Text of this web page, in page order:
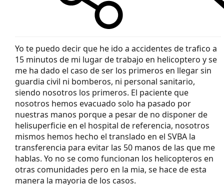
Yo te puedo decir que he ido a accidentes de trafico a
15 minutos de mi lugar de trabajo en helicoptero y se
me ha dado el caso de ser los primeros en llegar sin
guardia civil ni bomberos, ni personal sanitario,
siendo nosotros los primeros. El paciente que
nosotros hemos evacuado solo ha pasado por
nuestras manos porque a pesar de no disponer de
helisuperficie en el hospital de referencia, nosotros
mismos hemos hecho el translado en el SVBA la
transferencia para evitar las 50 manos de las que me
hablas. Yo no se como funcionan los helicopteros en
otras comunidades pero en la mia, se hace de esta
manera la mayoria de los casos.